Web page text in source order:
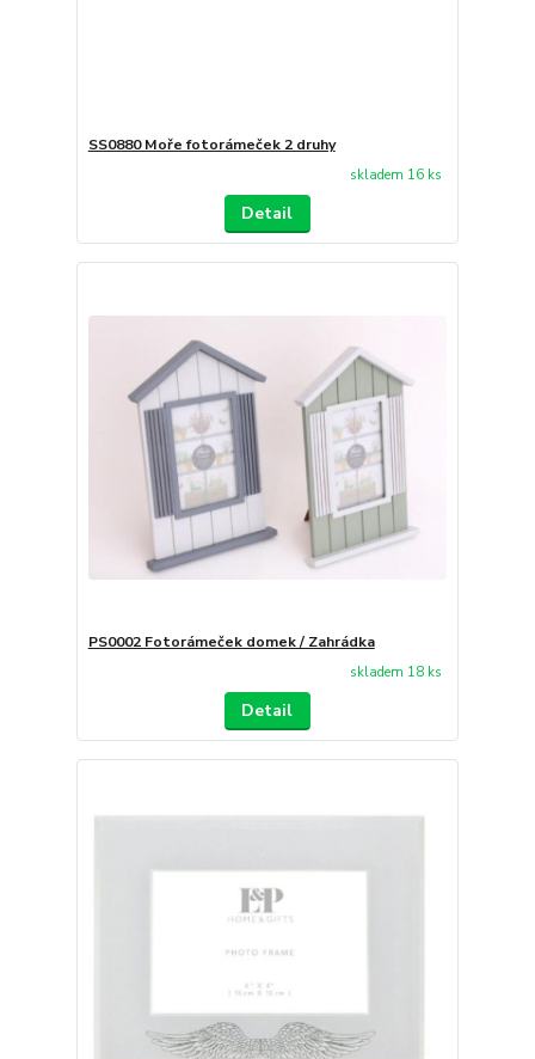
SS0880 Moře fotorámeček 2 druhy
skladem 16 ks
Detail
PS0002 Fotorámeček domek / Zahrádka
skladem 18 ks
Detail